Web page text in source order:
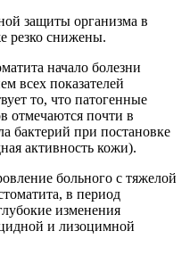
защиты организма в
резко снижены.
начало болезни
всех показателей
то, что патогенные
отмечаются почти в
бактерий при постановке
активность кожи).
больного с тяжелой
в период
изменения
и лизоцимной